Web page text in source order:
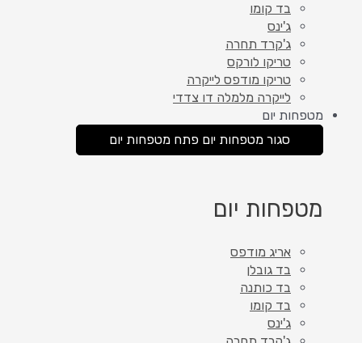
בד קומו
ג'ינס
ג'קרד תחרה
טריקו לורקס
טריקו מודפס לייקרה
לייקרה מלמלה דו צדדי
מטפחות יום
סגור מטפחות יום פתח מטפחות יום
מטפחות יום
אריג מודפס
בד גובלן
בד כותנה
בד קומו
ג'ינס